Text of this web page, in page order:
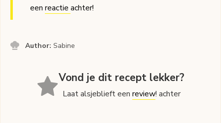
een reactie achter!
Author:Sabine
Vond je dit recept lekker?
Laat alsjeblieft eenreview! achter